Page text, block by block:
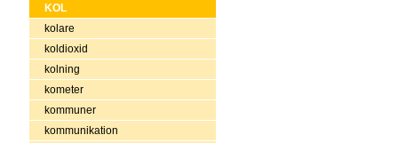
KOL
kolare
koldioxid
kolning
kometer
kommuner
kommunikation